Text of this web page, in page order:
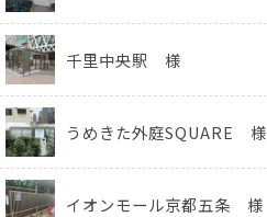
千里中央駅 様
うめきた外庭SQUARE 様
イオンモール京都五条 様